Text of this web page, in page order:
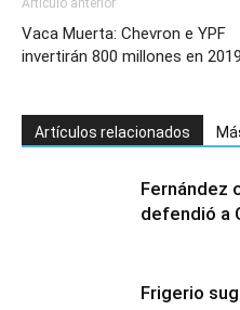
Artículo anterior
Vaca Muerta: Chevron e YPF
invertirán 800 millones en 2019
Artículos relacionados
Fernández
defendió a
Frigerio